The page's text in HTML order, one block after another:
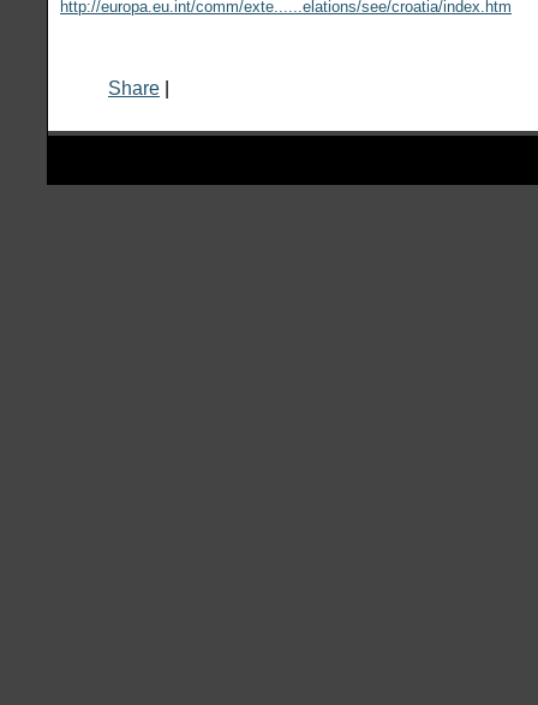
http://europa.eu.int/comm/exte......elations/see/croatia/index.htm
Share